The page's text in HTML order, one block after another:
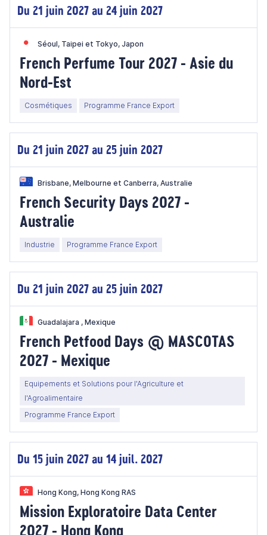
Du 21 juin 2027 au 24 juin 2027
Séoul, Taipei et Tokyo, Japon
French Perfume Tour 2027 - Asie du
Nord-Est
Cosmétiques Programme France Export
Du 21 juin 2027 au 25 juin 2027
Brisbane, Melbourne et Canberra, Australie
French Security Days 2027 -
Australie
Industrie Programme France Export
Du 21 juin 2027 au 25 juin 2027
Guadalajara , Mexique
French Petfood Days @ MASCOTAS
2027 - Mexique
Equipements et Solutions pour l'Agriculture et
l'Agroalimentaire
Programme France Export
Du 15 juin 2027 au 14 juil. 2027
Hong Kong, Hong Kong RAS
Mission Exploratoire Data Center
2027 - Hong Kong